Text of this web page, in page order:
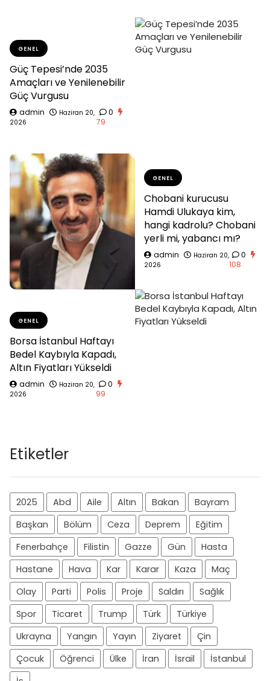
GENEL
Güç Tepesi’nde 2035
Amaçları ve Yenilenebilir
Güç Vurgusu
admin
Haziran 20,
2026
0
79
GENEL
Chobani kurucusu
Hamdi Ulukaya kim,
hangi kadrolu? Chobani
yerli mi, yabancı mı?
admin
Haziran 20,
2026
0
108
GENEL
Borsa İstanbul Haftayı
Bedel Kaybıyla Kapadı,
Altın Fiyatları Yükseldi
admin
Haziran 20,
2026
0
99
Etiketler
2025 Abd Aile Altın Bakan
Bayram
Başkan
Bölüm Ceza Deprem
Eğitim
Fenerbahçe
Filistin Gazze Gün
Hasta
Hastane
Hava Kar Karar Kaza
Maç
Olay
Parti Polis Proje Saldırı
Sağlık
Spor
Ticaret Trump Türk
Türkiye
Ukrayna
Yangın Yayın Ziyaret
Çin
Çocuk
Öğrenci Ülke İran İsrail
İstanbul